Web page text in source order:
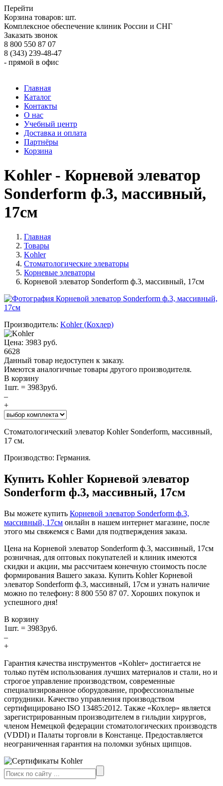
Перейти
Корзина товаров: шт.
Комплексное обеспечение клиник России и СНГ
Заказать звонок
8 800 550 87 07
8 (343) 239-48-47
- прямой в офис
Главная
Каталог
Контакты
О нас
Учебный центр
Доставка и оплата
Партнёры
Корзина
Kohler - Корневой элеватор
Sonderform ф.3, массивный,
17см
Главная
Товары
Kohler
Стоматологические элеваторы
Корневые элеваторы
Корневой элеватор Sonderform ф.3, массивный, 17см
Производитель: Kohler(Кохлер)
Цена: 3983 руб.
6628
Данный товар недоступен к заказу.
Имеются аналогичные товары другого производителя.
В корзину
1шт. = 3983руб.
–
+
Стоматологический элеватор Kohler Sonderform, массивный,
17 см.
Производство: Германия.
Купить Kohler Корневой элеватор
Sonderform ф.3, массивный, 17см
Вы можете купить Корневой элеватор Sonderform ф.3,
массивный, 17см онлайн в нашем интернет магазине, после
этого мы свяжемся с Вами для подтверждения заказа.
Цена на Корневой элеватор Sonderform ф.3, массивный, 17см
розничная, для оптовых покупателей и клиник имеются
скидки и акции, мы рассчитаем конечную стоимость после
формирования Вашего заказа. Купить Kohler Корневой
элеватор Sonderform ф.3, массивный, 17см и узнать наличие
можно по телефону: 8 800 550 87 07. Хороших покупок и
успешного дня!
В корзину
1шт. = 3983руб.
–
+
Гарантия качества инструментов «Kohler» достигается не
только путём использования лучших материалов и стали, но и
строгое управление производством, современные
специализированное оборудование, профессиональные
сотрудники. Качество управления производством
сертифицировано ISO 13485:2012. Также «Кохлер» является
зарегистрированным производителем в гильдии хирургов,
членом Немецкой федерации стоматологических производств
(VDDI) и Палаты торговли в Констанце. Предоставляется
неограниченная гарантия на поломки зубных щипцов.